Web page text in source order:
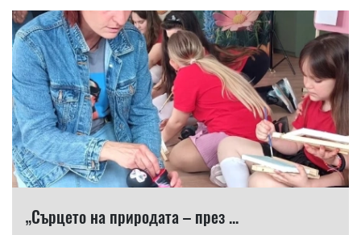
„Сърцето на природата – през ...